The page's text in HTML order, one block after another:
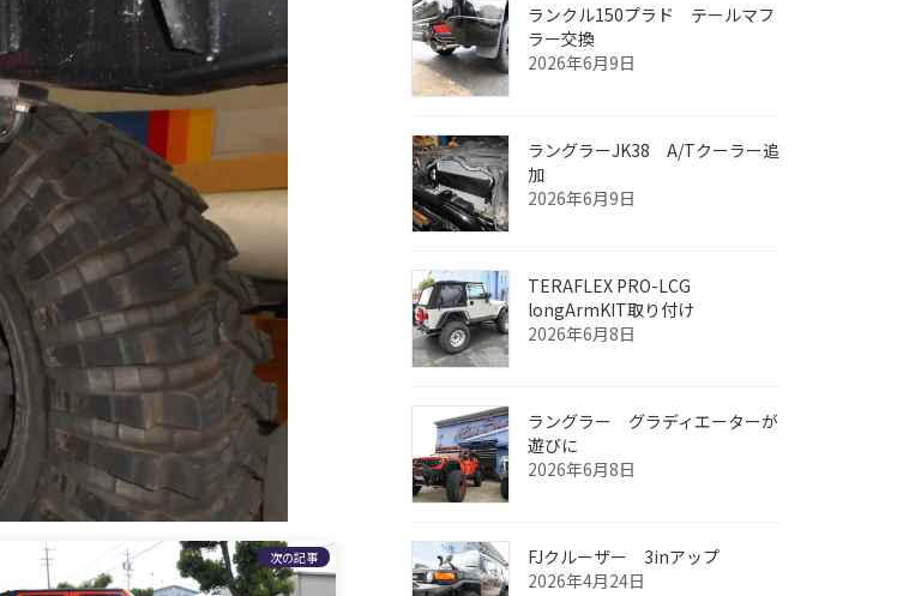
次の記事
ランクル150プラド テールマフ
ラー交換
2026年6月9日
ラングラーJK38 A/Tクーラー追
加
2026年6月9日
TERAFLEX PRO-LCG
longArmKIT取り付け
2026年6月8日
ラングラー グラディエーターが
遊びに
2026年6月8日
FJクルーザー 3inアップ
2026年4月24日